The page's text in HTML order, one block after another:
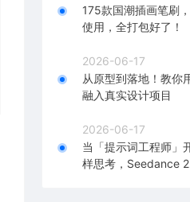
175款国潮插画笔刷
使用，全打包好了！
2026-06-17
从原型到落地！教你
融入真实设计项目
2026-06-17
当「提示词工程师」
样思考，Seedance